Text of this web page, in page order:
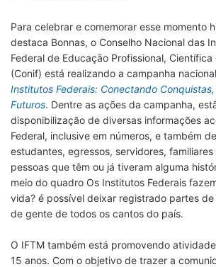
Para celebrar e comemorar esse momento
destaca Bonnas, o Conselho Nacional das
Federal de Educação Profissional, Científica
(Conif) está realizando a campanha nacional
Institutos Federais: Conectando
Futuros. Dentre as ações da campanha,
disponibilização de diversas informações
Federal, inclusive em números, e também
estudantes, egressos, servidores,
pessoas que têm ou já tiveram alguma
meio do quadro Os Institutos Federais
vida? é possível deixar registrado partes
de gente de todos os cantos do país.
O IFTM também está promovendo
15 anos. Com o objetivo de trazer a